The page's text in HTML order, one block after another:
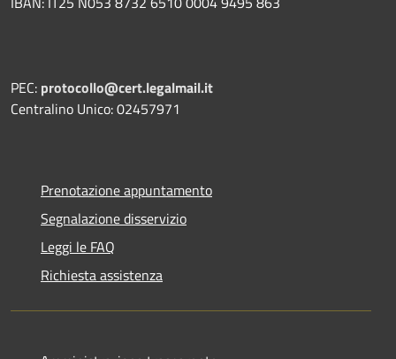
PEC: protocollo@cert.legalmail.it
Centralino Unico: 02457971
Prenotazione appuntamento
Segnalazione disservizio
Leggi le FAQ
Richiesta assistenza